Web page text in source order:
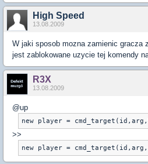
High Speed
13.08.2009
W jaki sposob mozna zamienic gracza
jest zablokowane uzycie tej komendy
R3X
13.08.2009
@up
new player =
>>
new player =